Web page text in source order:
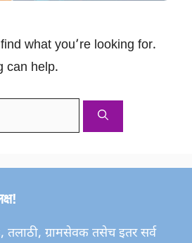
what you’re looking for.
can help.
तलाठी, ग्रामसेवक तसेच इतर सर्व